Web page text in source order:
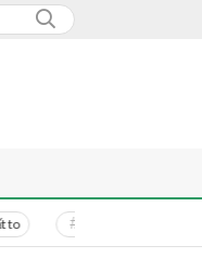
Danh tính người phụ nữ bị bạn